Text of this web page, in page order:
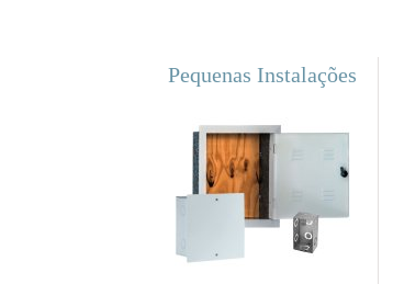
Pequenas Instalações